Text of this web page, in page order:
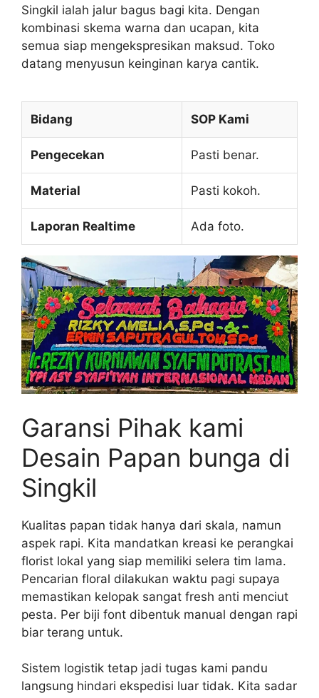
Singkil ialah jalur bagus bagi kita. Dengan
kombinasi skema warna dan ucapan, kita
semua siap mengekspresikan maksud. Toko
datang menyusun keinginan karya cantik.
Bidang SOP Kami
Pengecekan Pasti benar.
Material Pasti kokoh.
Laporan Realtime Ada foto.
Garansi Pihak kami
Desain Papan bunga di
Singkil
Kualitas papan tidak hanya dari skala, namun
aspek rapi. Kita mandatkan kreasi ke perangkai
florist lokal yang siap memiliki selera tim lama.
Pencarian floral dilakukan waktu pagi supaya
memastikan kelopak sangat fresh anti menciut
pesta. Per biji font dibentuk manual dengan rapi
biar terang untuk.
Sistem logistik tetap jadi tugas kami pandu
langsung hindari ekspedisi luar tidak. Kita sadar